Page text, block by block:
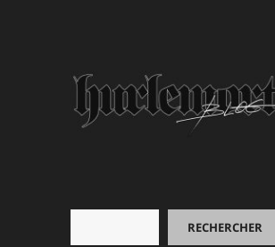
RECHERCHER